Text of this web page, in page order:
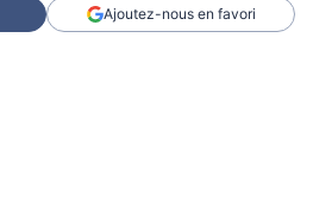
Ajoutez-nous en favori